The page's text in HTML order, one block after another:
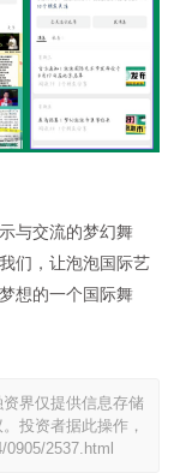
与交流的梦幻舞
们，让泡泡国际艺
想的一个国际舞
界仅提供信息存储
投资者据此操作，
2537.html